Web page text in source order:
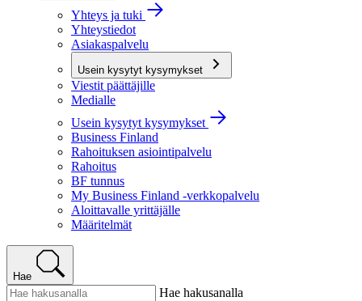
Yhteys ja tuki
Yhteystiedot
Asiakaspalvelu
Usein kysytyt kysymykset
Viestit päättäjille
Medialle
Usein kysytyt kysymykset
Business Finland
Rahoituksen asiointipalvelu
Rahoitus
BF tunnus
My Business Finland -verkkopalvelu
Aloittavalle yrittäjälle
Määritelmät
Hae
Hae hakusanalla